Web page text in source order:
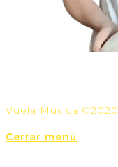
Vuela Música ©2020
Cerrar menú